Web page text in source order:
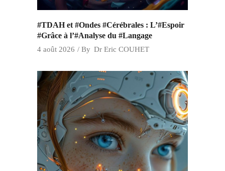
#TDAH et #Ondes #Cérébrales : L’#Espoir
#Grâce à l’#Analyse du #Langage
4 août 2026 By Dr Eric COUHET